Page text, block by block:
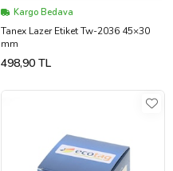
Kargo Bedava
Tanex Lazer Etiket Tw-2036 45×30
mm
498,90 TL